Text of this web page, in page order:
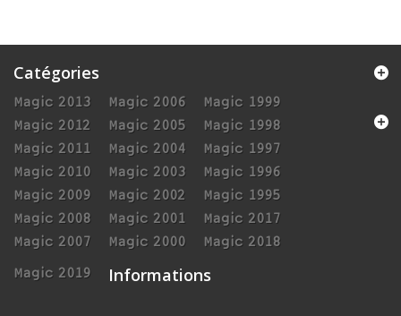
Catégories
Magic 2013
Magic 2012
Magic 2011
Magic 2010
Magic 2009
Magic 2008
Magic 2007
Magic 2006
Magic 2005
Magic 2004
Magic 2003
Magic 2002
Magic 2001
Magic 2000
Magic 1999
Magic 1998
Magic 1997
Magic 1996
Magic 1995
Magic 2017
Magic 2018
Magic 2019
Informations